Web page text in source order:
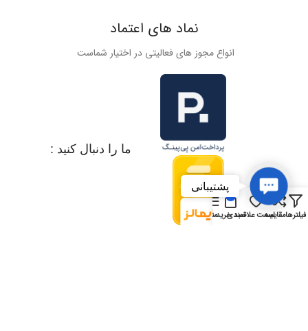
نماد های اعتماد
انواع مجوز های فعالیتی در اختیار شماست
ما را دنبال کنید :
فیلترهامقایسهلیست علاقمندی
0
سبد خریدمنو
Contact
Us
پشتیبانی